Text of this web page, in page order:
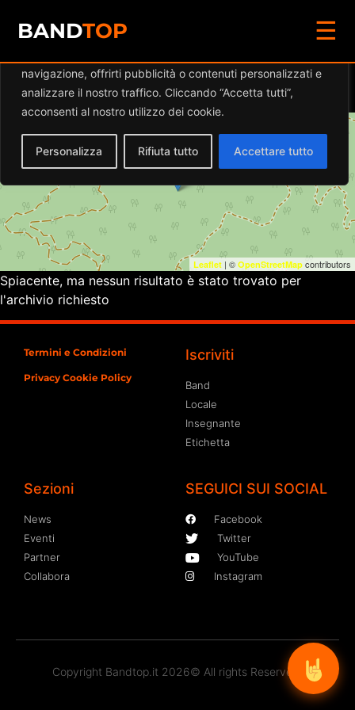
Diamo valore alla tua privacy
navigazione, offrirti pubblicità o contenuti personalizzati e
analizzare il nostro traffico. Cliccando “Accetta tutti”,
acconsenti al nostro utilizzo dei cookie.
Personalizza Rifiuta tutto Accettare tutto
BANDTOP
☰
Eventi aRETROSCENA
+
Leaflet | © OpenStreetMap contributors
Spiacente, ma nessun risultato è stato trovato per
l'archivio richiesto
Termini e Condizioni
Privacy Cookie Policy
Iscriviti
Band
Locale
Insegnante
Etichetta
Sezioni
News
Eventi
Partner
Collabora
SEGUICI SUI SOCIAL
Facebook
Twitter
YouTube
Instagram
Copyright Bandtop.it 2026© All rights Reserved.